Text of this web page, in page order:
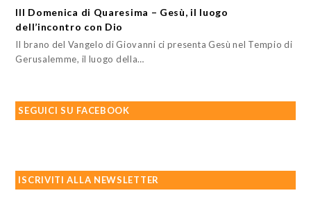
III Domenica di Quaresima – Gesù, il luogo
dell’incontro con Dio
Il brano del Vangelo di Giovanni ci presenta Gesù nel Tempio di
Gerusalemme, il luogo della…
SEGUICI SU FACEBOOK
ISCRIVITI ALLA NEWSLETTER